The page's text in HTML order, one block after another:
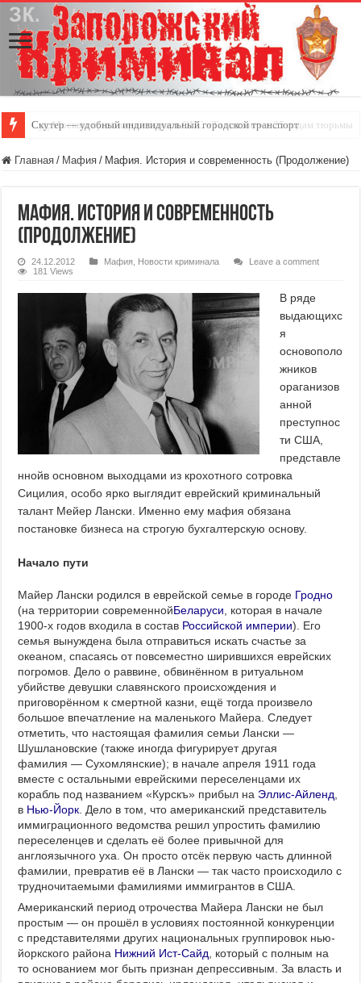
Скутер — удобный индивидуальный городской транспорт
Главная / Мафия / Мафия. История и современность (Продолжение)
Мафия. История и современность
(Продолжение)
24.12.2012 Мафия Новости криминала
Leave a comment
181 Views
В ряде
выдающихс
я
основополо
жников
ораганизов
анной
преступнос
ти США,
представле
ннойв основном выходцами из крохотного сотровка
Сицилия, особо ярко выглядит еврейский криминальный
талант Мейер Лански. Именно ему мафия обязана
постановке бизнеса на строгую бухгалтерскую основу.
Начало пути
Майер Лански родился в еврейской семье в городе Гродно
(на территории современнойБеларуси , которая в начале
1900-х годов входила в состав Российской империи). Его
семья вынуждена была отправиться искать счастье за
океаном, спасаясь от повсеместно ширившихся еврейских
погромов. Дело о раввине, обвинённом в ритуальном
убийстве девушки славянского происхождения и
приговорённом к смертной казни, ещё тогда произвело
большое впечатление на маленького Майера. Следует
отметить, что настоящая фамилия семьи Лански —
Шушлановские (также иногда фигурирует другая
фамилия — Сухомлянские); в начале апреля 1911 года
вместе с остальными еврейскими переселенцами их
корабль под названием «Курскъ» прибыл на Эллис-Айленд
в Нью-Йорк . Дело в том, что американский представитель
иммиграционного ведомства решил упростить фамилию
переселенцев и сделать её более привычной для
англоязычного уха. Он просто отсёк первую часть длинной
фамилии, превратив её в Лански — так часто происходило с
трудночитаемыми фамилиями иммигрантов в США.
Американский период отрочества Майера Лански не был
простым — он прошёл в условиях постоянной конкуренции
с представителями других национальных группировок нью-
йоркского района Нижний Ист-Сайд , который с полным на
то основанием мог быть признан депрессивным. За власть и